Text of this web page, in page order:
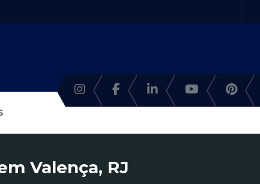
Valença, RJ